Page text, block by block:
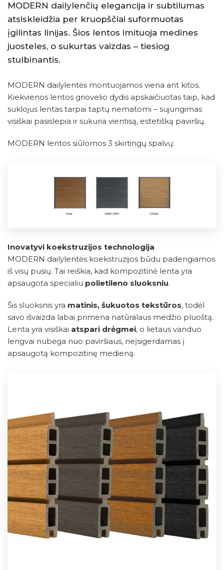
MODERN dailylenčių elegancija ir subtilumas
atsiskleidžia per kruopščiai suformuotas
įgilintas linijas. Šios lentos imituoja medines
juosteles, o sukurtas vaizdas – tiesiog
stulbinantis.
MODERN dailylentės montuojamos viena ant kitos.
Kiekvienos lentos griovelio dydis apskaičiuotas taip, kad
suklojus lentas tarpai taptų nematomi – sujungimas
visiškai pasislepia ir sukuria vientisą, estetišką paviršių.
MODERN lentos siūlomos 3 skirtingų spalvų:
Inovatyvi koekstruzijos technologija
MODERN dailylentės koekstruzijos būdu padengiamos
iš visų pusių. Tai reiškia, kad kompozitinė lenta yra
apsaugota specialiu polietileno sluoksniu.
Šis sluoksnis yra matinis, šukuotos tekstūros, todėl
savo išvaizda labai primena natūralaus medžio pluoštą.
Lenta yra visiškai atspari drėgmei, o lietaus vanduo
lengvai nubėga nuo paviršiaus, neįsigerdamas į
apsaugotą kompozitinę medieną.